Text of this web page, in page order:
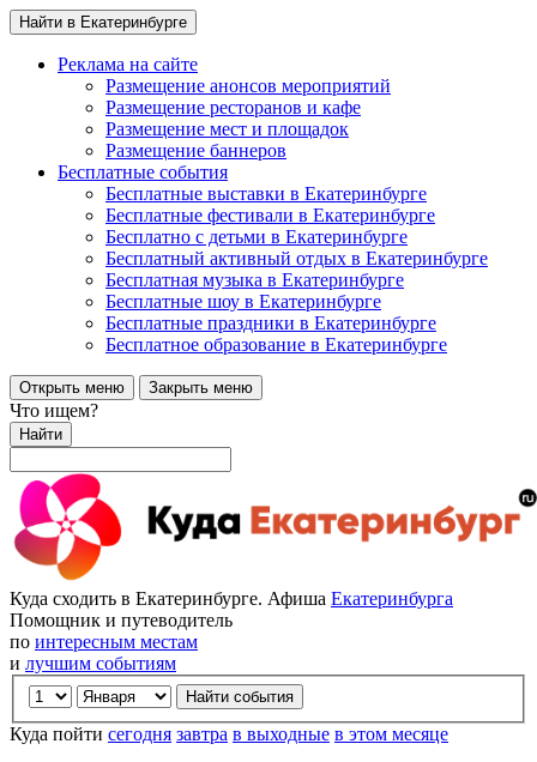
Найти в Екатеринбурге
Реклама на сайте
Размещение анонсов мероприятий
Размещение ресторанов и кафе
Размещение мест и площадок
Размещение баннеров
Бесплатные события
Бесплатные выставки в Екатеринбурге
Бесплатные фестивали в Екатеринбурге
Бесплатно с детьми в Екатеринбурге
Бесплатный активный отдых в Екатеринбурге
Бесплатная музыка в Екатеринбурге
Бесплатные шоу в Екатеринбурге
Бесплатные праздники в Екатеринбурге
Бесплатное образование в Екатеринбурге
Открыть меню Закрыть меню
Что ищем?
Найти
Куда сходить в Екатеринбурге. Афиша Екатеринбурга
Помощник и путеводитель
по интересным местам
и лучшим событиям
Куда пойти сегодня завтра в выходные в этом месяце